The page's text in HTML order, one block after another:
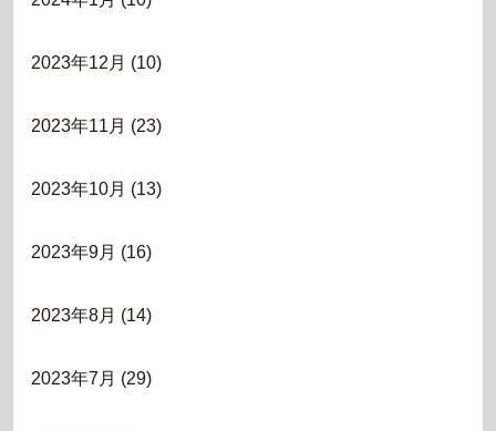
2023年12月 (10)
2023年11月 (23)
2023年10月 (13)
2023年9月 (16)
2023年8月 (14)
2023年7月 (29)